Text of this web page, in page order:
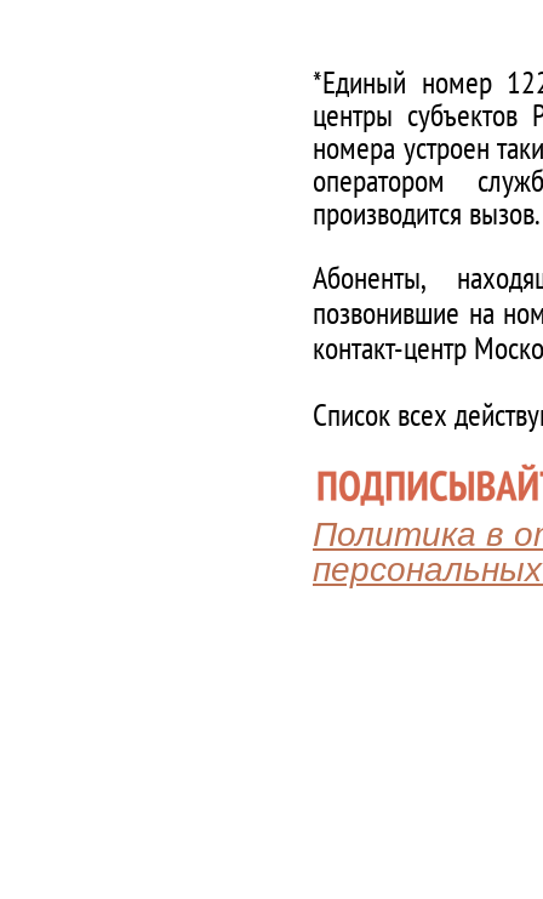
*Единый номер
центры субъектов
номера устроен
оператором
производится вызов.
Абоненты,
позвонившие на
контакт-центр
Список всех
Политика в